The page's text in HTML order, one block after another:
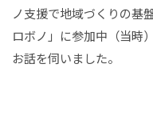
ノ支援で地域づくりの基
ロボノ」に参加中（当時
お話を伺いました。